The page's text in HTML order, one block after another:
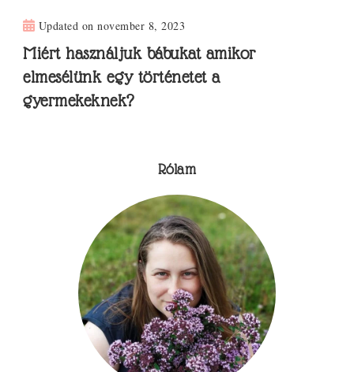
Updated onnovember 8, 2023
Miért használjuk bábukat amikor
elmesélünk egy történetet a
gyermekeknek?
Rólam